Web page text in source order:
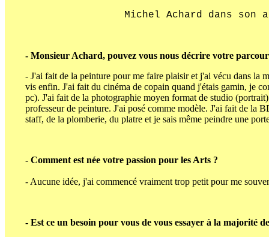
Michel Achard dans
- Monsieur Achard, pouvez vous nous décrire votre
- J'ai fait de la peinture pour me faire plaisir et j'ai vécu dans la
vis enfin. J'ai fait du cinéma de copain quand j'étais gamin, je
pc). J'ai fait de la photographie moyen format de studio
professeur de peinture. J'ai posé comme modèle. J'ai fait de la
staff, de la plomberie, du platre et je sais même peindre une
- Comment est née votre passion pour les Arts ?
- Aucune idée, j'ai commencé vraiment trop petit pour me
- Est ce un besoin pour vous de vous essayer à la majorité